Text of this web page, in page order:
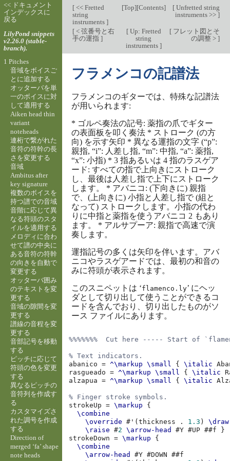
[<< Fretted
string
instruments ]
[Top][Contents] [Unfretted string
instruments >> ]
[< 弦番号と右
手の運指 ]
[Up: Fretted
string
instruments ]
[フレット図とそ
の調整 > ]
フラメンコの記譜法
フラメンコのギターでは、特殊な記譜法
が用いられます:
* ゴルペ奏法の記号: 薬指の爪でギター
の表面板を叩く奏法 * ストローク (の方
向) を示す矢印 * 異なる運指の文字 (“p”:
親指, “i”: 人差し指, “m”: 中指, “a”: 薬指,
“x”: 小指) * 3 指あるいは 4 指のラスゲア
ード: すべての指で上向きにストローク
し、最後は人差し指で上下にストローク
します。 * アバニコ: (下向きに) 親指
で、(上向きに) 小指と人差し指で (組と
なって) ストロークします。小指の代わ
りに中指と薬指を使うアバニコ 2 もあり
ます。 * アルサプーア: 親指で高速で演
奏します。
運指記号の多くは矢印を伴います。アバ
ニコやラスゲアードでは、最初の和音の
みに符頭が表示されます。
このスニペットは ‘flamenco.ly’ にヘッ
ダとして切り出して使うことができるコ
ードを含んでおり、切り出したものがソ
ース ファイルにあります。
%%%%%%%  Cut here ----- Start of
% Text indicators.
abanico
= ^\markup \small { \italic
rasgueado
= ^\markup \small { \italic
alzapua
= ^\markup \small { \italic
% Finger stroke symbols.
strokeUp
= \markup
{
\combine
\override
# ' (thickness . 1.3 )
\raise
#2 \arrow-head #Y #UP ##f
}
strokeDown
= \markup
{
\combine
\arrow-head
#Y #DOWN ##f
<< ドキュメント
インデックスに
戻る
LilyPond snippets
v2.26.0 (stable-
branch).
1 Pitches
音域をボイスご
とに追加する
オッターバを単
一のボイスに対
して適用する
Aiken head thin
variant
noteheads
連桁で繋がれた
音符の符幹の長
さを変更する
音域
Ambitus after
key signature
複数のボイスを
持つ譜での音域
音階に応じて異
なる符頭のスタ
イルを適用する
メロディに合わ
せて譜の中央に
ある音符の符幹
の向きを自動で
変更する
オッターバ囲み
のテキストを変
更する
音域の隙間を変
更する
譜線の音程を変
更する
音部記号を移動
する
ピッチに応じて
符頭の色を変更
する
異なるピッチの
音符列を作成す
る
カスタマイズさ
れた調号を作成
する
Direction of
merged ‘fa’ shape
note heads